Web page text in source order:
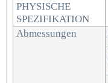
PHYSISCHE
SPEZIFIKATION
Abmessungen